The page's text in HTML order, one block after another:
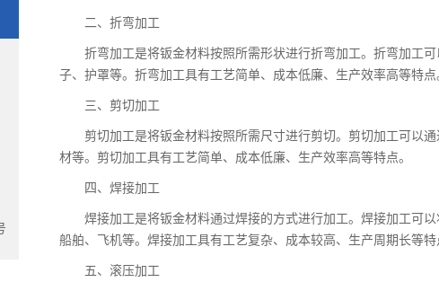
二、折弯加工
折弯加工是将钣金材料按照所需形状进行折弯加工。折弯加工
子、护罩等。折弯加工具有工艺简单、成本低廉、生产效率高等特点
三、剪切加工
剪切加工是将钣金材料按照所需尺寸进行剪切。剪切加工可以
材等。剪切加工具有工艺简单、成本低廉、生产效率高等特点。
四、焊接加工
焊接加工是将钣金材料通过焊接的方式进行加工。焊接加工可
船舶、飞机等。焊接加工具有工艺复杂、成本较高、生产周期长等特
五、滚压加工